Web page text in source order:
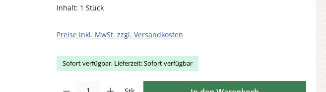
Inhalt: 1 Stück
Preise inkl. MwSt. zzgl. Versandkosten
Sofort verfügbar, Lieferzeit: Sofort verfügbar